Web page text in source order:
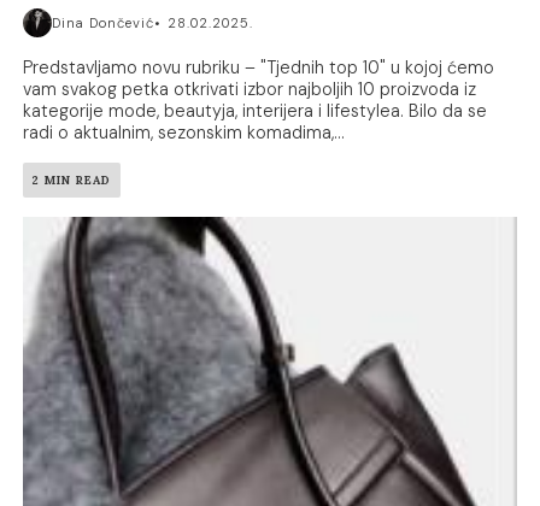
Dina Dončević 28.02.2025.
Predstavljamo novu rubriku – "Tjednih top 10" u kojoj ćemo
vam svakog petka otkrivati izbor najboljih 10 proizvoda iz
kategorije mode, beautyja, interijera i lifestylea. Bilo da se
radi o aktualnim, sezonskim komadima,...
2 MIN READ